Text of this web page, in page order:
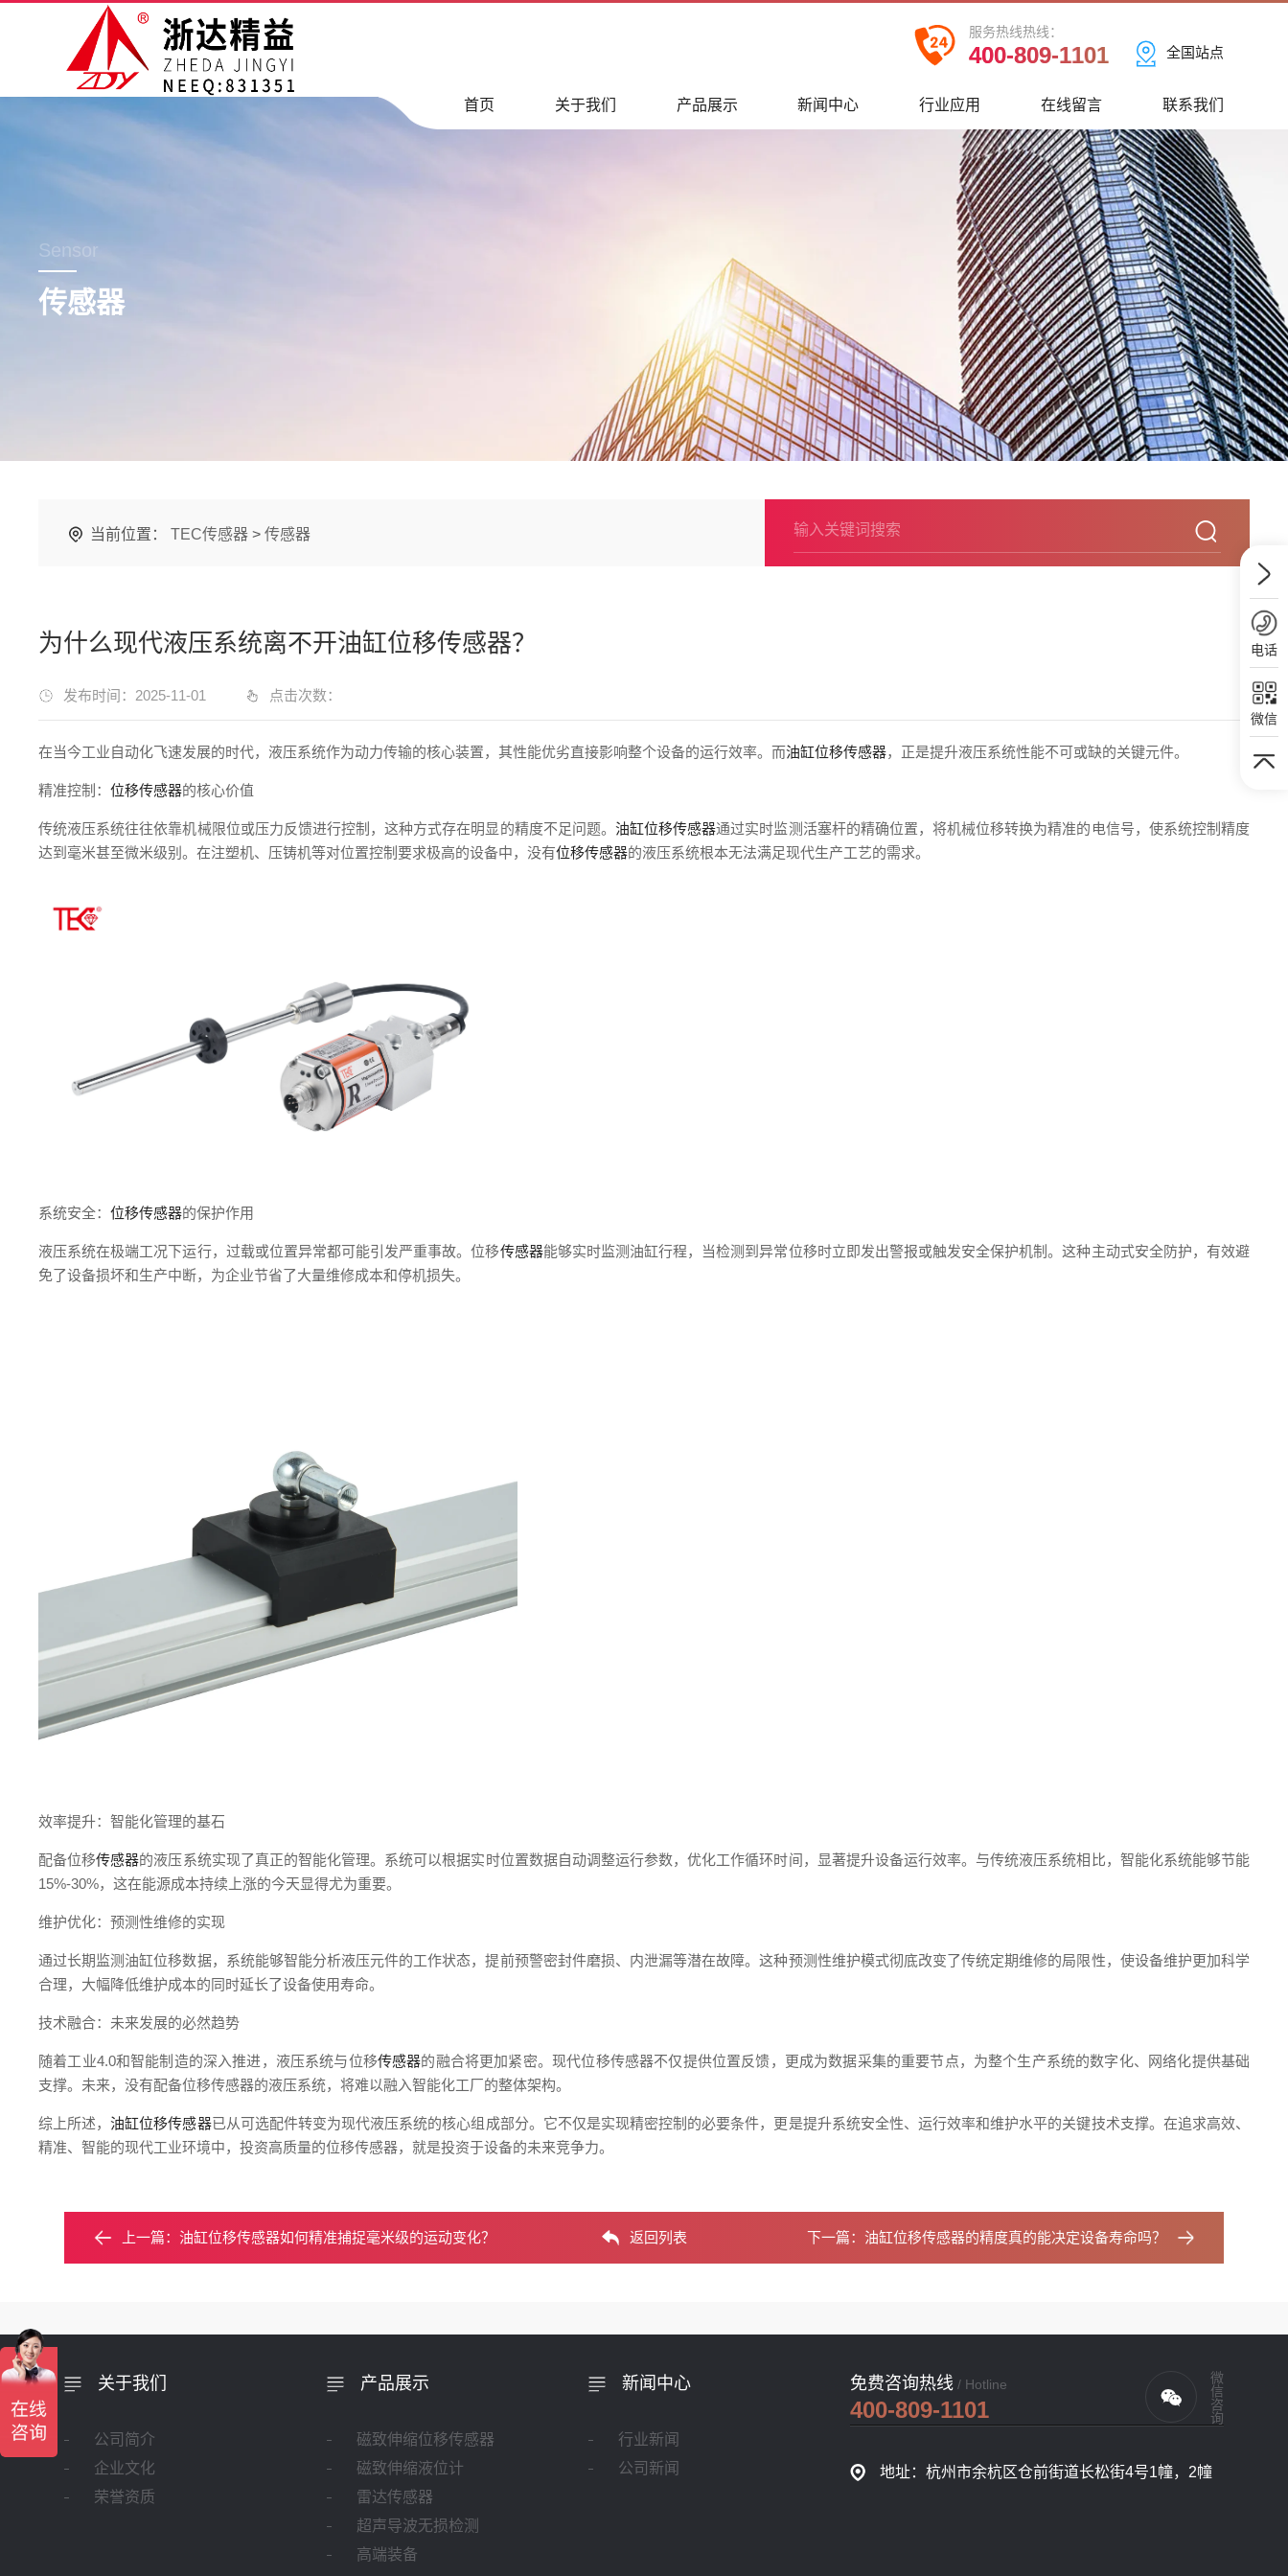
全国站点
服务热线热线：
400-809-1101
首页 关于我们 产品展示 新闻中心 行业应用 在线留言 联系我们
Sensor
传感器
当前位置： TEC传感器 > 传感器
为什么现代液压系统离不开油缸位移传感器？
发布时间：2025-11-01 点击次数：
在当今工业自动化飞速发展的时代，液压系统作为动力传输的核心装置，其性能优劣直接影响整个设备的运行效率。而油缸位移传感器，正是提升液压系统性能不可或缺的关键元件。
精准控制： 位移传感器的核心价值
传统液压系统往往依靠机械限位或压力反馈进行控制，这种方式存在明显的精度不足问题。 油缸位移传感器通过实时监测活塞杆的精确位置，将机械位移转换为精准的电信号，使系统控制精度
达到毫米甚至微米级别。在注塑机、压铸机等对位置控制要求极高的设备中，没有位移传感器的液压系统根本无法满足现代生产工艺的需求。
系统安全： 位移传感器的保护作用
液压系统在极端工况下运行，过载或位置异常都可能引发严重事故。位移传感器能够实时监测油缸行程，当检测到异常位移时立即发出警报或触发安全保护机制。这种主动式安全防护，有效避
免了设备损坏和生产中断，为企业节省了大量维修成本和停机损失。
效率提升：智能化管理的基石
配备位移传感器的液压系统实现了真正的智能化管理。系统可以根据实时位置数据自动调整运行参数，优化工作循环时间，显著提升设备运行效率。与传统液压系统相比，智能化系统能够节能
15%-30%，这在能源成本持续上涨的今天显得尤为重要。
维护优化：预测性维修的实现
通过长期监测油缸位移数据，系统能够智能分析液压元件的工作状态，提前预警密封件磨损、内泄漏等潜在故障。这种预测性维护模式彻底改变了传统定期维修的局限性，使设备维护更加科学
合理，大幅降低维护成本的同时延长了设备使用寿命。
技术融合：未来发展的必然趋势
随着工业4.0和智能制造的深入推进，液压系统与位移传感器的融合将更加紧密。现代位移传感器不仅提供位置反馈，更成为数据采集的重要节点，为整个生产系统的数字化、网络化提供基础
支撑。未来，没有配备位移传感器的液压系统，将难以融入智能化工厂的整体架构。
综上所述，油缸位移传感器已从可选配件转变为现代液压系统的核心组成部分。它不仅是实现精密控制的必要条件，更是提升系统安全性、运行效率和维护水平的关键技术支撑。在追求高效、
精准、智能的现代工业环境中，投资高质量的位移传感器，就是投资于设备的未来竞争力。
上一篇：油缸位移传感器如何精准捕捉毫米级的运动变化？ 返回列表 下一篇： 油缸位移传感器的精度真的能决定设备寿命吗？
免费咨询热线 / Hotline
400-809-1101 微信咨询
地址：杭州市余杭区仓前街道长松街4号1幢，2幢
关于我们
公司简介
企业文化
荣誉资质
产品展示
磁致伸缩位移传感器
磁致伸缩液位计
雷达传感器
超声导波无损检测
高端装备
新闻中心
行业新闻
公司新闻
电话
微信